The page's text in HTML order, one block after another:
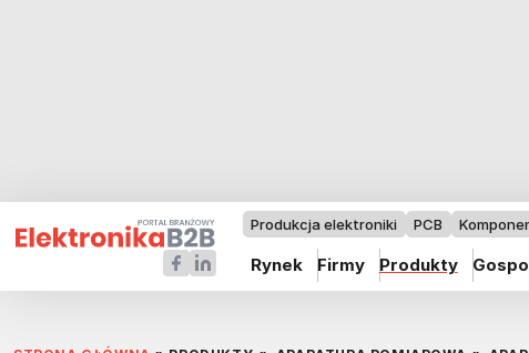
Produkcja elektroniki PCB
Rynek Firmy Produkty